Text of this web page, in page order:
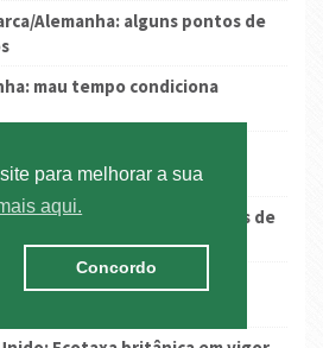
para melhorar a sua
aqui.
Concordo
Alemanha: alguns pontos de
mau tempo condiciona
a partir de hoje veículos de
de mercadorias